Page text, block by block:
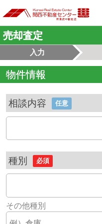
売却査定
入力
物件情報
相談内容 任意
種別 必須
その他種別